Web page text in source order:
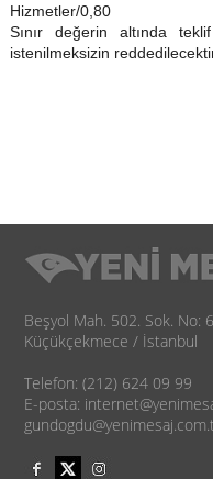
Hizmetler/0,80
Sınır değerin altında
istenilmeksizin
Beşyol Mah. 502. Sok. No:
Küçükçekmece / İstanbul
Telefon: (212) 624 09 99
E-posta: